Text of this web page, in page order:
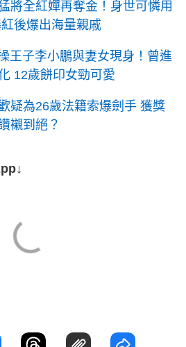
將全紅嬋再奪金！身世可憐用
後爆出海量親戚
王子李小鵬與妻女現身！曾進
12歲餅印女勁可愛
疑為26歲法籍索爆劍手 獲獎
襯到絕？